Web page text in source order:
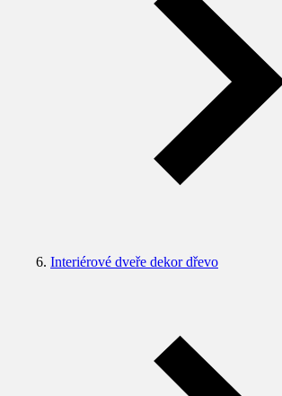
Interiérové dveře dekor dřevo